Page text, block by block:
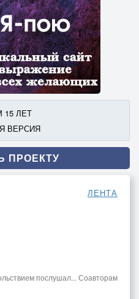
ЛЕТ
ВЕРСИЯ
ПРОЕКТУ
ЛЕНТА
послушал... Соавторам